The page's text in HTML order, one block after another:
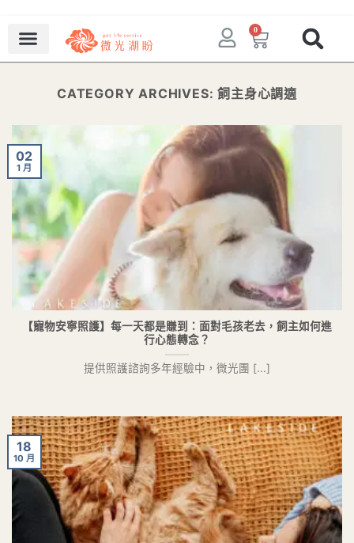
0
CATEGORY ARCHIVES:飼主身心調適
【寵物安寧照護】每一天都是賺到：面對毛孩老去，飼主如何進
行心態轉念？
提供照護諮詢多年經驗中，微光團 [...]
02
1 月
18
10 月